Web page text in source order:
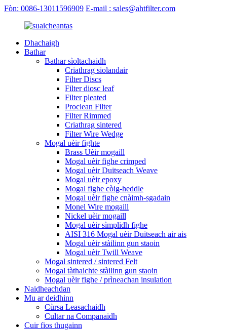
Fòn: 0086-13011596909 E-mail : sales@ahtfilter.com
Dhachaigh
Bathar
Bathar sìoltachaidh
Criathrag siolandair
Filter Discs
Filter diosc leaf
Filter pleated
Proclean Filter
Filter Rimmed
Criathrag sintered
Filter Wire Wedge
Mogal uèir fighte
Brass Uèir mogaill
Mogal uèir fighe crimped
Mogal uèir Duitseach Weave
Mogal uèir epoxy
Mogal fighe còig-heddle
Mogal uèir fighe cnàimh-sgadain
Monel Wire mogaill
Nickel uèir mogaill
Mogal uèir sìmplidh fighe
AISI 316 Mogal uèir Duitseach air ais
Mogal uèir stàilinn gun staoin
Mogal uèir Twill Weave
Mogal sintered / sintered Felt
Mogal tàthaichte stàilinn gun staoin
Mogal uèir fighe / prìneachan insulation
Naidheachdan
Mu ar deidhinn
Cùrsa Leasachaidh
Cultar na Companaidh
Cuir fios thugainn